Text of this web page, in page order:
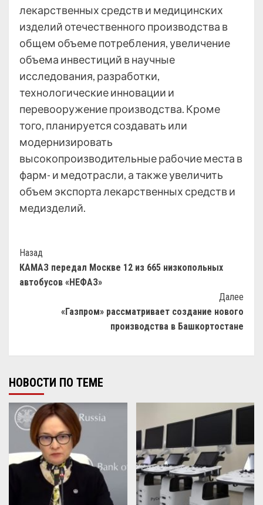
лекарственных средств и медицинских
изделий отечественного производства в
общем объеме потребления, увеличение
объема инвестиций в научные
исследования, разработки,
технологические инновации и
перевооружение производства. Кроме
того, планируется создавать или
модернизировать
высокопроизводительные рабочие места в
фарм- и медотрасли, а также увеличить
объем экспорта лекарственных средств и
медизделий.
Назад
КАМАЗ передал Москве 12 из 665 низкопольных
автобусов «НЕФАЗ»
Далее
«Газпром» рассматривает создание нового
производства в Башкортостане
НОВОСТИ ПО ТЕМЕ